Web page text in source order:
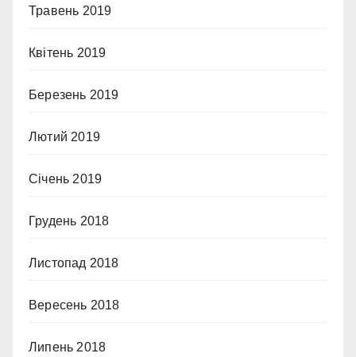
Травень 2019
Квітень 2019
Березень 2019
Лютий 2019
Січень 2019
Грудень 2018
Листопад 2018
Вересень 2018
Липень 2018